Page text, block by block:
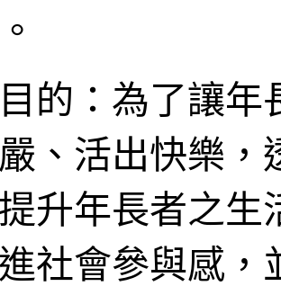
的：為了讓年
、活出快樂，
升年長者之生
社會參與感，